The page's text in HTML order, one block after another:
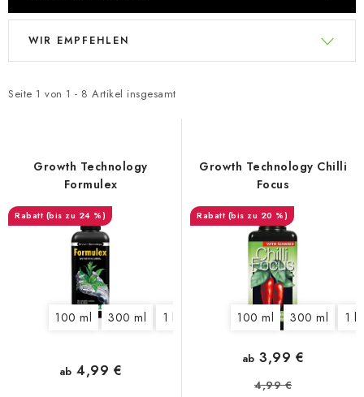
L
t
P
r
Seite 1 von 1 - 8 Artikel insgesamt
P
d
o
r
WIR EMPFEHLEN
Growth Technology
Formulex
(bis zu 24 %)
100 ml 300 ml 1 l
ab 4,99 €
Growth Technology Chilli
Focus
(bis zu 20 %)
100 ml 300 ml 1 l
ab 3,99 €
4,99 €